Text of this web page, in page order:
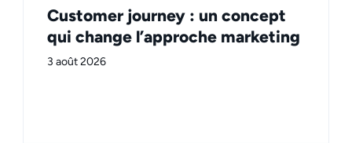
Customer journey : un concept
qui change l’approche marketing
3 août 2026